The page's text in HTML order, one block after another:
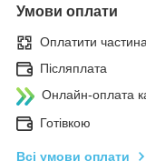
Умови оплати
Оплатити
Післяплата
Онлайн-оплата
Готівкою
Всі умови оплати